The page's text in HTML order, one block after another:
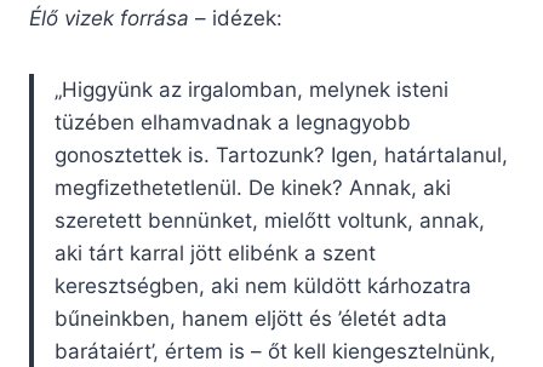
Élő vizek forrása – idézek:
„Higgyünk az irgalomban, melynek isteni
tüzében elhamvadnak a legnagyobb
gonosztettek is. Tartozunk? Igen, határtalanul,
megfizethetetlenül. De kinek? Annak, aki
szeretett bennünket, mielőtt voltunk, annak,
aki tárt karral jött elibénk a szent
keresztségben, aki nem küldött kárhozatra
bűneinkben, hanem eljött és ’életét adta
barátaiért’, értem is – őt kell kiengesztelnünk,